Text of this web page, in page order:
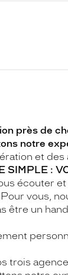
près de
notre
et des
SIMPLE :
écouter
vous,
être un
trois